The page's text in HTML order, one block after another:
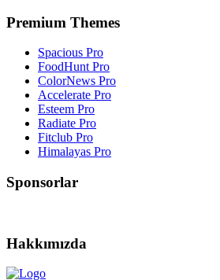
Premium Themes
Spacious Pro
FoodHunt Pro
ColorNews Pro
Accelerate Pro
Esteem Pro
Radiate Pro
Fitclub Pro
Himalayas Pro
Sponsorlar
Hakkımızda